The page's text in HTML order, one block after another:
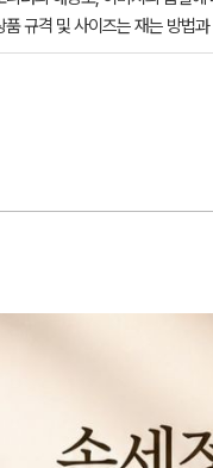
품 규격 및 사이즈는 재는 방법